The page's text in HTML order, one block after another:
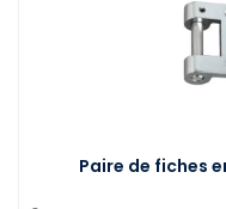
Paire de fiches